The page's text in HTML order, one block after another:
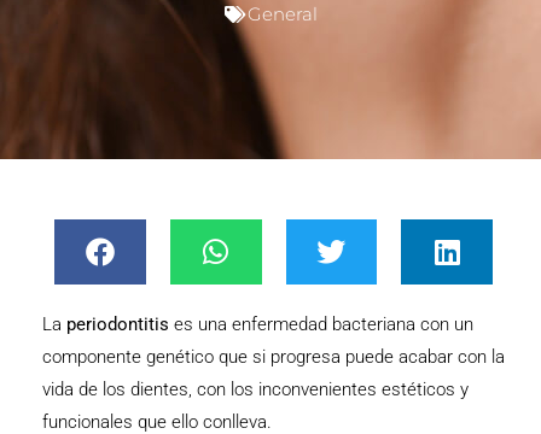
General
La periodontitis es una enfermedad bacteriana con un
componente genético que si progresa puede acabar con la
vida de los dientes, con los inconvenientes estéticos y
funcionales que ello conlleva.